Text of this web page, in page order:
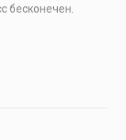
бесконечен.